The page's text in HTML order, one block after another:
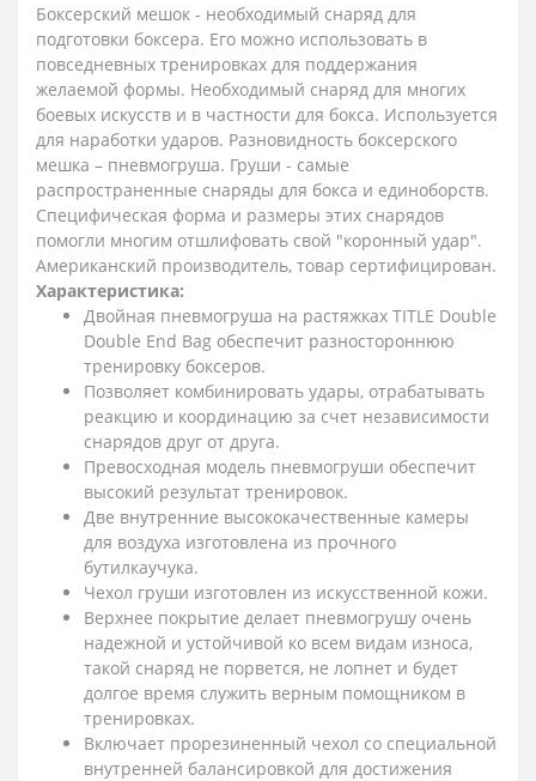
Боксерский мешок - необходимый снаряд для
подготовки боксера. Его можно использовать в
повседневных тренировках для поддержания
желаемой формы. Необходимый снаряд для многих
боевых искусств и в частности для бокса. Используется
для наработки ударов. Разновидность боксерского
мешка – пневмогруша. Груши - самые
распространенные снаряды для бокса и единоборств.
Специфическая форма и размеры этих снарядов
помогли многим отшлифовать свой "коронный удар".
Американский производитель, товар сертифицирован.
Характеристика:
Двойная пневмогруша на растяжках TITLE Double
Double End Bag обеспечит разностороннюю
тренировку боксеров.
Позволяет комбинировать удары, отрабатывать
реакцию и координацию за счет независимости
снарядов друг от друга.
Превосходная модель пневмогруши обеспечит
высокий результат тренировок.
Две внутренние высококачественные камеры
для воздуха изготовлена из прочного
бутилкаучука.
Чехол груши изготовлен из искусственной кожи.
Верхнее покрытие делает пневмогрушу очень
надежной и устойчивой ко всем видам износа,
такой снаряд не порвется, не лопнет и будет
долгое время служить верным помощником в
тренировках.
Включает прорезиненный чехол со специальной
внутренней балансировкой для достижения